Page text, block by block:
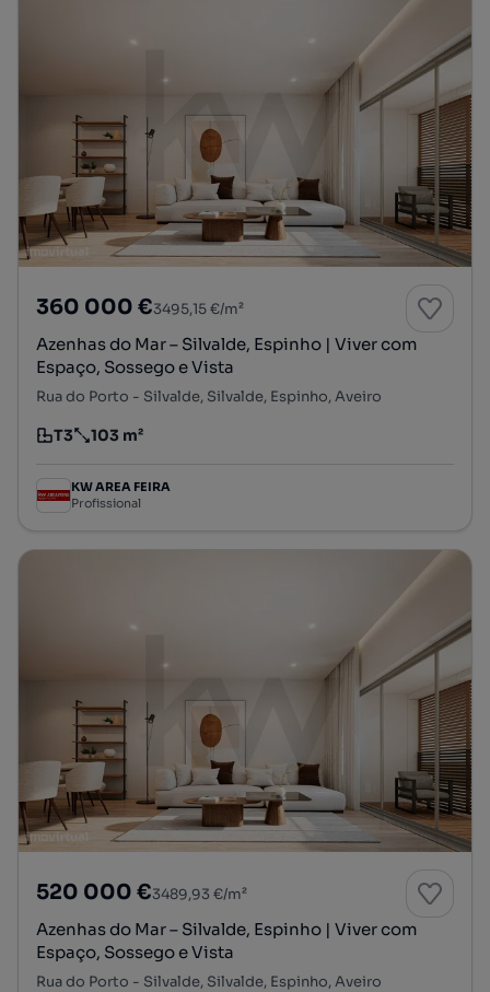
360 000 €3495,15 €/m²
Azenhas do Mar – Silvalde, Espinho | Viver com
Espaço, Sossego e Vista
Rua do Porto - Silvalde, Silvalde, Espinho, Aveiro
Tipologia
T3
Preço por metro quadrado
103 m²
KW AREA FEIRA
Profissional
520 000 €3489,93 €/m²
Azenhas do Mar – Silvalde, Espinho | Viver com
Espaço, Sossego e Vista
Rua do Porto - Silvalde, Silvalde, Espinho, Aveiro